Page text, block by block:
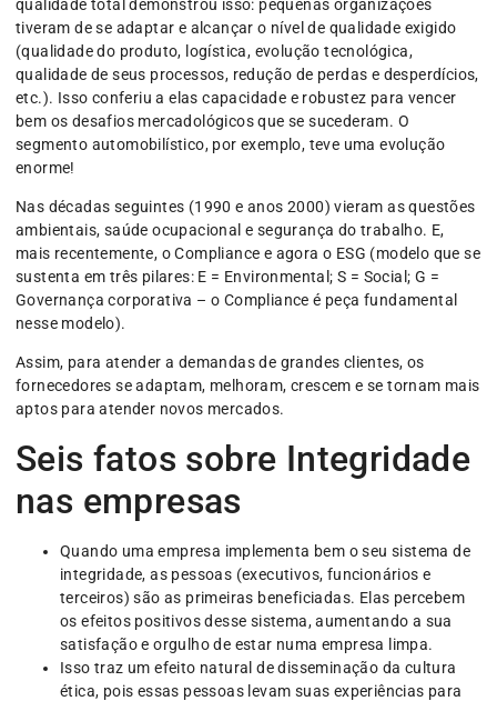
qualidade total demonstrou isso: pequenas organizações
tiveram de se adaptar e alcançar o nível de qualidade exigido
(qualidade do produto, logística, evolução tecnológica,
qualidade de seus processos, redução de perdas e desperdícios,
etc.). Isso conferiu a elas capacidade e robustez para vencer
bem os desafios mercadológicos que se sucederam. O
segmento automobilístico, por exemplo, teve uma evolução
enorme!
Nas décadas seguintes (1990 e anos 2000) vieram as questões
ambientais, saúde ocupacional e segurança do trabalho. E,
mais recentemente, o Compliance e agora o ESG (modelo que se
sustenta em três pilares: E = Environmental; S = Social; G =
Governança corporativa – o Compliance é peça fundamental
nesse modelo).
Assim, para atender a demandas de grandes clientes, os
fornecedores se adaptam, melhoram, crescem e se tornam mais
aptos para atender novos mercados.
Seis fatos sobre Integridade
nas empresas
Quando uma empresa implementa bem o seu sistema de
integridade, as pessoas (executivos, funcionários e
terceiros) são as primeiras beneficiadas. Elas percebem
os efeitos positivos desse sistema, aumentando a sua
satisfação e orgulho de estar numa empresa limpa.
Isso traz um efeito natural de disseminação da cultura
ética, pois essas pessoas levam suas experiências para